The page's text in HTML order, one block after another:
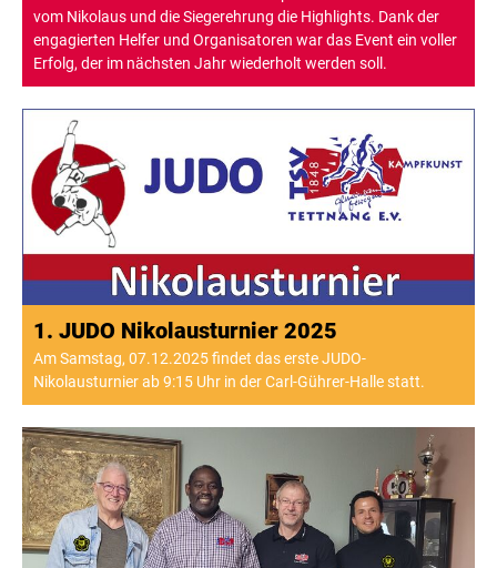
vom Nikolaus und die Siegerehrung die Highlights. Dank der
engagierten Helfer und Organisatoren war das Event ein voller
Erfolg, der im nächsten Jahr wiederholt werden soll.
1. JUDO Nikolausturnier 2025
Am Samstag, 07.12.2025 findet das erste JUDO-
Nikolausturnier ab 9:15 Uhr in der Carl-Gührer-Halle statt.